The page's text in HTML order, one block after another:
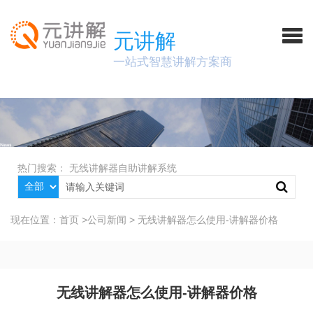
元讲解
一站式智慧讲解方案商
热门搜索： 无线讲解器自助讲解系统
现在位置： 首页 >公司新闻 > 无线讲解器怎么使用-讲解器价格
无线讲解器怎么使用-讲解器价格